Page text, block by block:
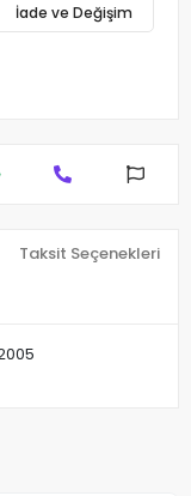
İade ve Değişim
Taksit Seçenekleri